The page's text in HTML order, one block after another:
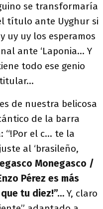
se transformaría
título ante Uyghur si
uy uy los esperamos
ante ‘Laponia… Y
todo ese genio
titular…
de nuestra belicosa
de la barra
“!Por el c… te la
al ‘brasileño,
Monegasco /
Pérez es más
tu diez!”… Y, claro